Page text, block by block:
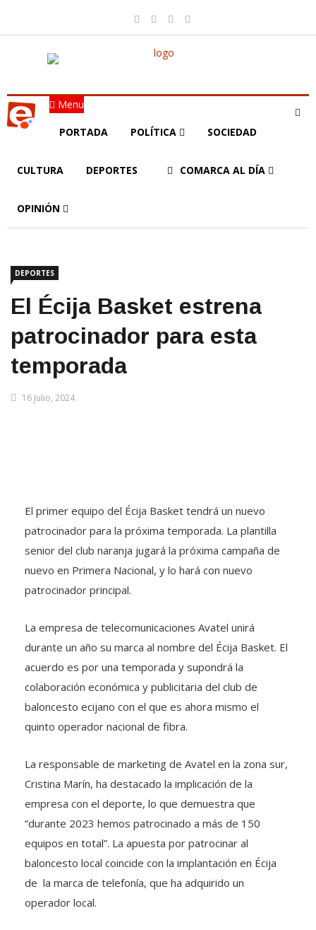
Menu
PORTADA POLÍTICA SOCIEDAD
CULTURA DEPORTES COMARCA AL DÍA
OPINIÓN
DEPORTES
El Écija Basket estrena
patrocinador para esta
temporada
16 Julio, 2024
El primer equipo del Écija Basket tendrá un nuevo
patrocinador para la próxima temporada. La plantilla
senior del club naranja jugará la próxima campaña de
nuevo en Primera Nacional, y lo hará con nuevo
patrocinador principal.
La empresa de telecomunicaciones Avatel unirá
durante un año su marca al nombre del Écija Basket. El
acuerdo es por una temporada y supondrá la
colaboración económica y publicitaria del club de
baloncesto ecijano con el que es ahora mismo el
quinto operador nacional de fibra.
La responsable de marketing de Avatel en la zona sur,
Cristina Marín, ha destacado la implicación de la
empresa con el deporte, lo que demuestra que
“durante 2023 hemos patrocinado a más de 150
equipos en total”. La apuesta por patrocinar al
baloncesto local coincide con la implantación en Écija
de la marca de telefonía, que ha adquirido un
operador local.